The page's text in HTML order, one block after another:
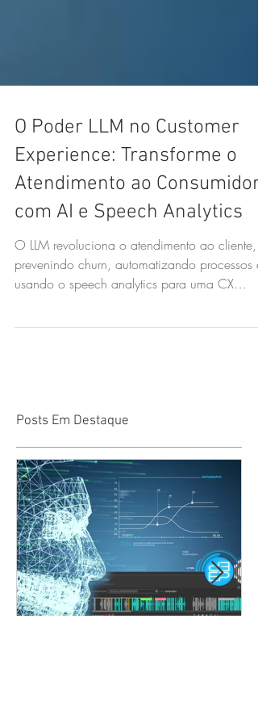
O Poder LLM no Customer
Experience: Transforme o
Atendimento ao Consumidor
com AI e Speech Analytics
O LLM revoluciona o atendimento ao cliente,
usando o speech analytics para uma CX
Posts Em Destaque